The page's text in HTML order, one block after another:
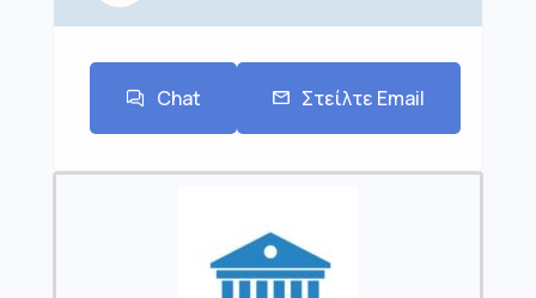
Chat Στείλτε Email